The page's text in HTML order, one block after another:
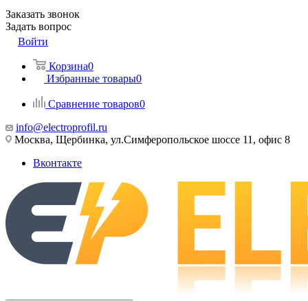
Заказать звонок
Задать вопрос
Войти
Корзина0
Избранные товары0
Сравнение товаров0
info@electroprofil.ru
Москва, Щербинка, ул.Симферопольское шоссе 11, офис 8
Вконтакте